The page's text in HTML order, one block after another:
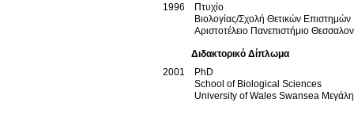
1996
Πτυχίο
Βιολογίας/Σχολή Θετικών Επιστημών
Αριστοτέλειο Πανεπιστήμιο
Διδακτορικό Δίπλωμα
2001
PhD
School of Biological Sciences
University of Wales Swansea